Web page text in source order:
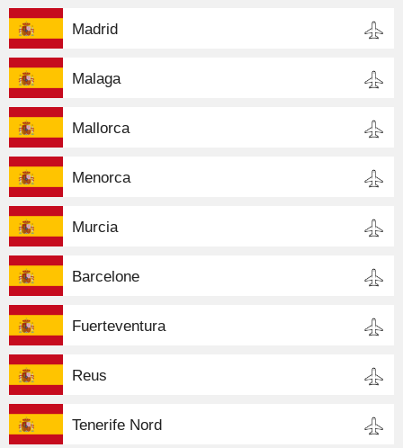
Madrid
Malaga
Mallorca
Menorca
Murcia
Barcelone
Fuerteventura
Reus
Tenerife Nord